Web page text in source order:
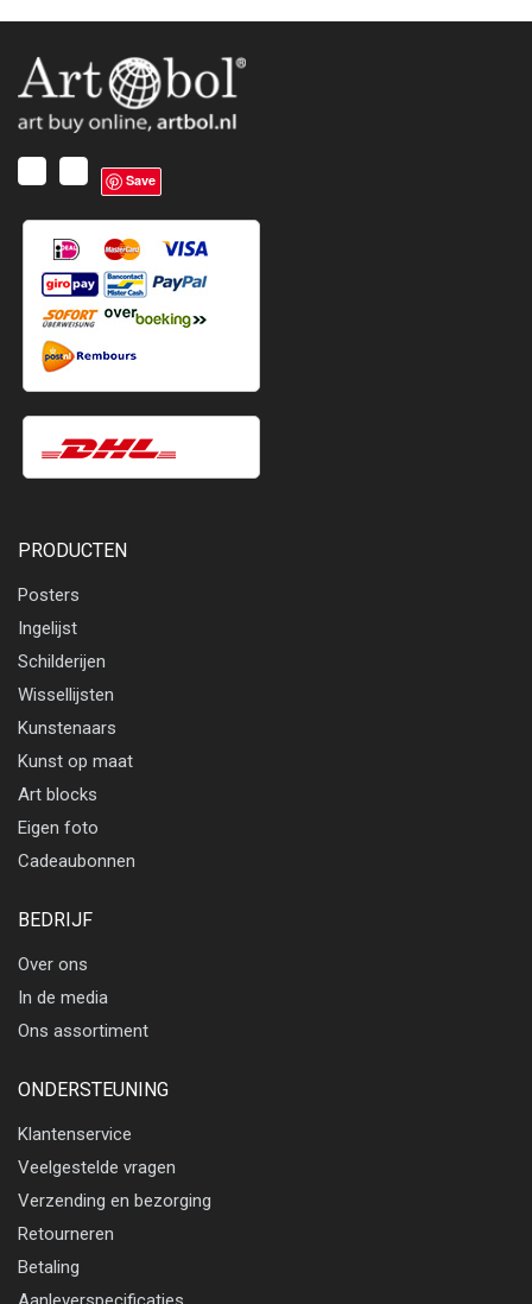
Save
PRODUCTEN
Posters
Ingelijst
Schilderijen
Wissellijsten
Kunstenaars
Kunst op maat
Art blocks
Eigen foto
Cadeaubonnen
BEDRIJF
Over ons
In de media
Ons assortiment
ONDERSTEUNING
Klantenservice
Veelgestelde vragen
Verzending en bezorging
Retourneren
Betaling